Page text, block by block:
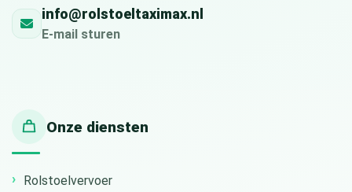
info@rolstoeltaximax.nl
E-mail sturen
Onze diensten
Rolstoelvervoer